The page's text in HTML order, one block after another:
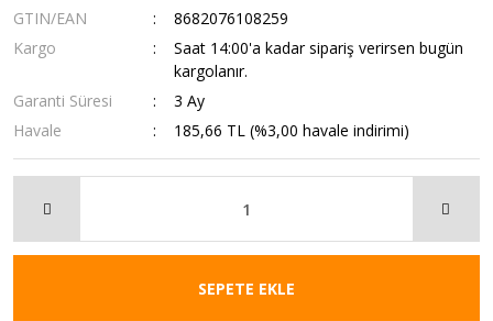
GTIN/EAN
8682076108259
Kargo
Saat 14:00'a kadar sipariş verirsen bugün
kargolanır.
Garanti Süresi
3 Ay
Havale
185,66 TL (%3,00 havale indirimi)
SEPETE EKLE